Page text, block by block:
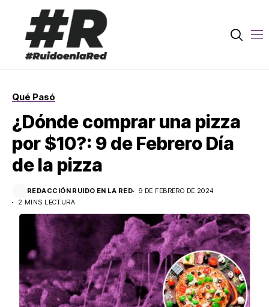
Qué Pasó
¿Dónde comprar una pizza
por $10?: 9 de Febrero Día
de la pizza
REDACCIÓN RUIDO EN LA RED
9 DE FEBRERO DE 2024
2 MINS LECTURA